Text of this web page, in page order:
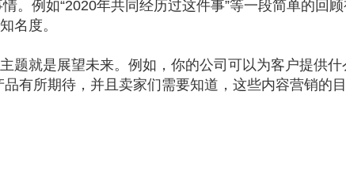
。例如“2020年共同经历过这件事”等一段简单的回
名度。
题就是展望未来。例如，你的公司可以为客户提供
品有所期待，并且卖家们需要知道，这些内容营销